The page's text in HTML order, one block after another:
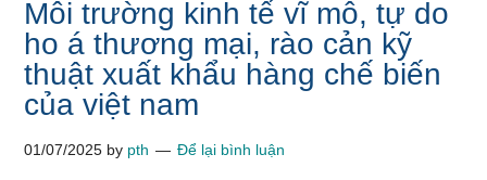
Môi trường kinh tế vĩ mô, tự do
ho á thương mại, rào cản kỹ
thuật xuất khẩu hàng chế biến
của việt nam
01/07/2025 by pth Để lại bình luận